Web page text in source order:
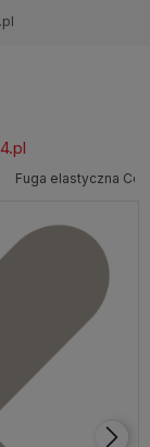
Fuga elastyczna